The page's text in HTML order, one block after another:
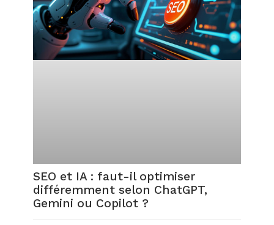
SEO et IA : faut-il optimiser
différemment selon ChatGPT,
Gemini ou Copilot ?